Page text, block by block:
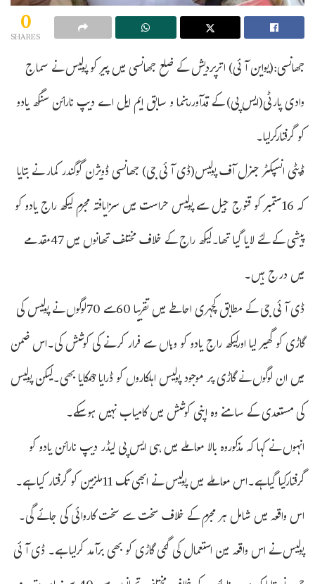
0
SHARES
جھانسی:(یواین آئی) اترپردیش کے ضلع جھانسی میں پیر کو پولیس نے سماج
وادی پارٹی(ایس پی) کے قدآوررہنما و سابق ایم ایل اے دیپ نارائن سنگھ یادو
کو گرفتارکرلیا۔
ڈپٹی انسپکٹر جنرل آف پولیس(ڈی آئی جی) جھانسی ڈویژن گوگندر کمار نے بتایا
کہ 16ستمبر کو قنوج جیل سے پولیس حراست میں سزایافتہ مجرم لیکھ راج یادو کو
پیشی کے لئے لایا گیا تھا۔لیکھ راج کے خلاف مختلف تھانوں میں 47مقدمے
میں درج ہیں۔
ڈی آئی جی کے مطابق کچہری احاطے میں تقریبا 60سے 70لوگوں نے پولیس کی
گاڑی کو گھیر لیا اورلیکھ راج یادو کو وہاں سے فرار کرنے کی کوشش کی۔اس ضمن
میں ان لوگوں نے گاڑی پر موجود پولیس اہلکاروں کو ڈرایا دھمکایا بھی۔لیکن پولیس
کی مستعدی کے سامنے وہ اپنی کوشش میں کامیاب نہیں ہوسکے۔
انہوں نے کہا کہ مذکوروہ بالا معاملے میں ہی ایس پی لیڈر دیپ نارائن یادو کو
گرفتارکیا گیاہے۔اس معاملے میں پولیس نے ابھی تک 11ملزمین کو گرفتار کیا ہے۔
اس واقعہ میں شامل ہر مجرم کے خلاف سخت سے سخت کاروائی کی جائے گی۔
پولیس نے اس واقعہ مین استعمال کی گئی گاڑی کو بھی برآمد کرلیا ہے۔ ڈی آئی